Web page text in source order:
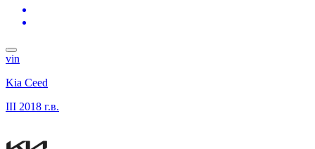
vin
Kia Ceed
III 2018 г.в.